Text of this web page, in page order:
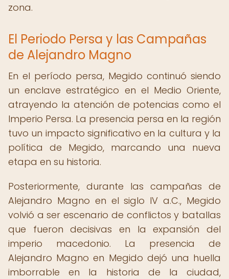
zona.
El Periodo Persa y las Campañas
de Alejandro Magno
En el período persa, Megido continuó siendo
un enclave estratégico en el Medio Oriente,
atrayendo la atención de potencias como el
Imperio Persa. La presencia persa en la región
tuvo un impacto significativo en la cultura y la
política de Megido, marcando una nueva
etapa en su historia.
Posteriormente, durante las campañas de
Alejandro Magno en el siglo IV a.C., Megido
volvió a ser escenario de conflictos y batallas
que fueron decisivas en la expansión del
imperio macedonio. La presencia de
Alejandro Magno en Megido dejó una huella
imborrable en la historia de la ciudad,